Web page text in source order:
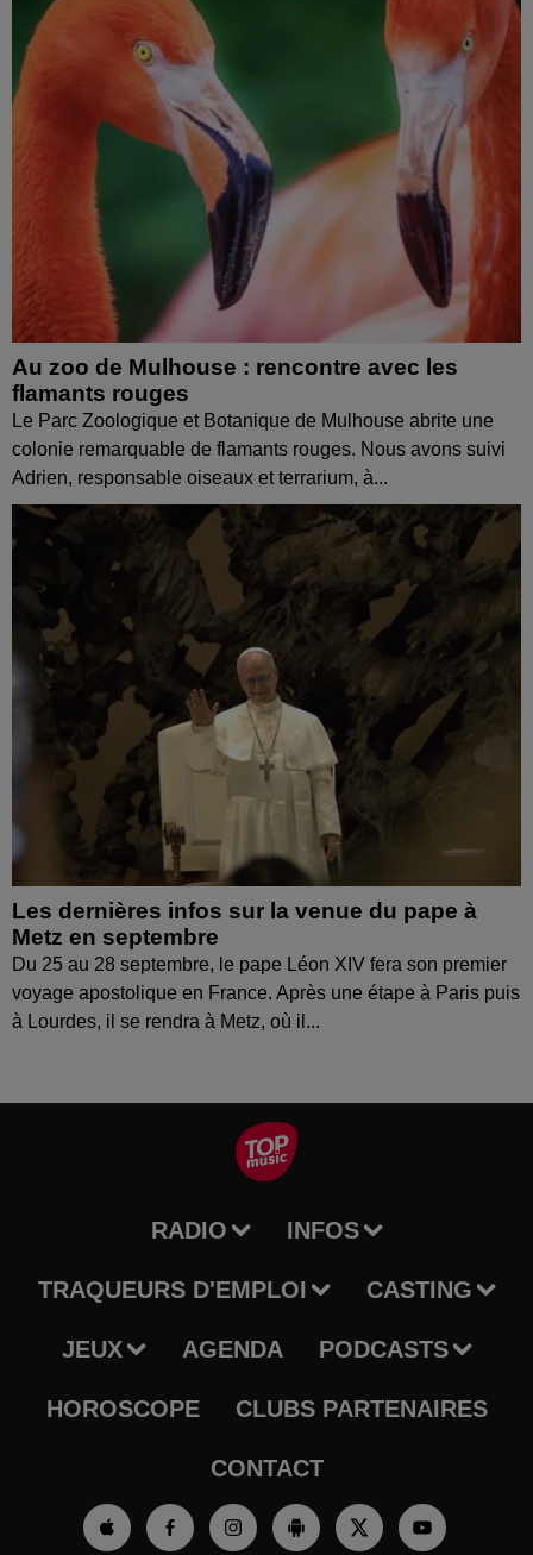
Au zoo de Mulhouse : rencontre avec les
flamants rouges
Le Parc Zoologique et Botanique de Mulhouse abrite une
colonie remarquable de flamants rouges. Nous avons suivi
Adrien, responsable oiseaux et terrarium, à...
Les dernières infos sur la venue du pape à
Metz en septembre
Du 25 au 28 septembre, le pape Léon XIV fera son premier
voyage apostolique en France. Après une étape à Paris puis
à Lourdes, il se rendra à Metz, où il...
RADIO INFOS
TRAQUEURS D'EMPLOI CASTING
JEUX AGENDA PODCASTS
HOROSCOPE CLUBS PARTENAIRES
CONTACT